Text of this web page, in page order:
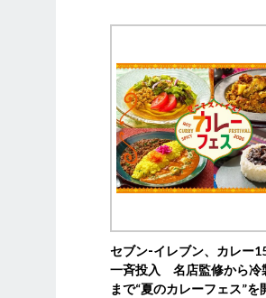
セブン‐イレブン、カレー
一斉投入 名店監修から冷
まで“夏のカレーフェス”を